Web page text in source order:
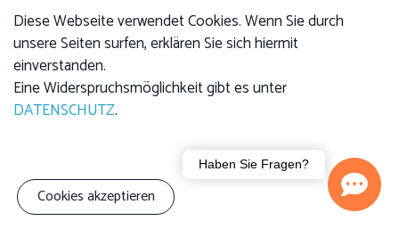
4,00 €
Familie (3 Personen): 7,00 €
Der Vortrag stellt den Ringplaneten
Diese Webseite verwendet Cookies. Wenn Sie durch
unsere Seiten surfen, erklären Sie sich hiermit
einverstanden.
Eine Widerspruchsmöglichkeit gibt es unter
DATENSCHUTZ.
Cookies akzeptieren
Haben Sie Fragen?